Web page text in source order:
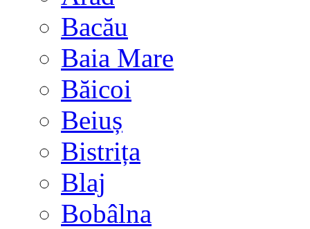
Bacău
Baia Mare
Băicoi
Beiuș
Bistrița
Blaj
Bobâlna